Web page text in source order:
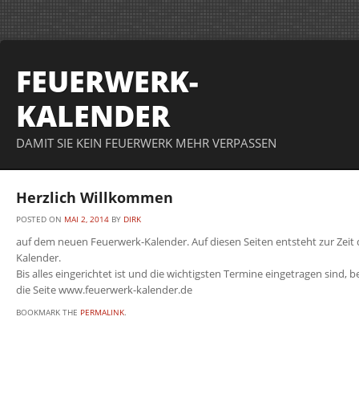
FEUERWERK-
KALENDER
DAMIT SIE KEIN FEUERWERK MEHR VERPASSEN
Herzlich Willkommen
POSTED ON MAI 2, 2014 BY DIRK
auf dem neuen Feuerwerk-Kalender. Auf diesen Seiten entsteht zur Zeit
Kalender.
Bis alles eingerichtet ist und die wichtigsten Termine eingetragen sind,
die Seite www.feuerwerk-kalender.de
BOOKMARK THE PERMALINK.